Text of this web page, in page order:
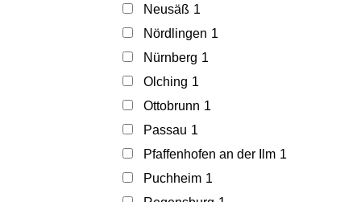
Neusäß 1
Nördlingen 1
Nürnberg 1
Olching 1
Ottobrunn 1
Passau 1
Pfaffenhofen an der Ilm 1
Puchheim 1